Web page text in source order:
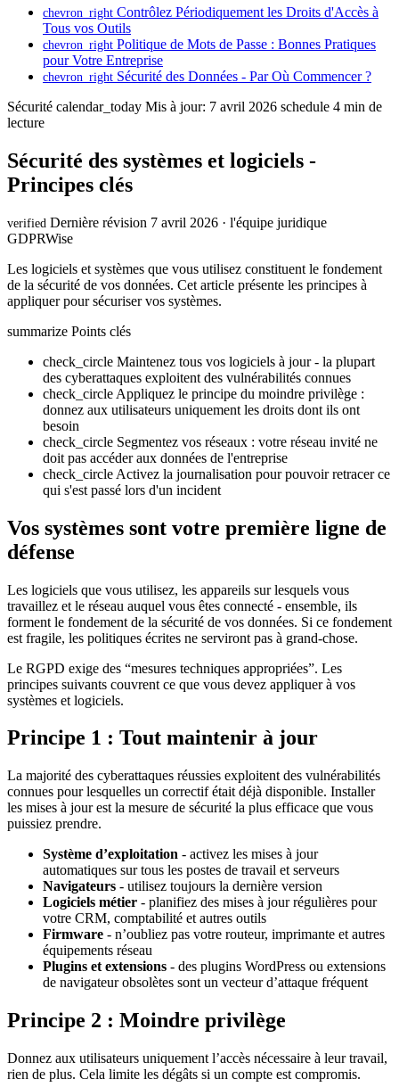
chevron_right Contrôlez Périodiquement les Droits d'Accès à
Tous vos Outils
chevron_right Politique de Mots de Passe : Bonnes Pratiques
pour Votre Entreprise
chevron_right Sécurité des Données - Par Où Commencer ?
Sécurité calendar_today Mis à jour: 7 avril 2026 schedule 4 min de
lecture
Sécurité des systèmes et logiciels -
Principes clés
verified Dernière révision 7 avril 2026 · l'équipe juridique
GDPRWise
Les logiciels et systèmes que vous utilisez constituent le fondement
de la sécurité de vos données. Cet article présente les principes à
appliquer pour sécuriser vos systèmes.
summarize Points clés
check_circle Maintenez tous vos logiciels à jour - la plupart
des cyberattaques exploitent des vulnérabilités connues
check_circle Appliquez le principe du moindre privilège :
donnez aux utilisateurs uniquement les droits dont ils ont
besoin
check_circle Segmentez vos réseaux : votre réseau invité ne
doit pas accéder aux données de l'entreprise
check_circle Activez la journalisation pour pouvoir retracer ce
qui s'est passé lors d'un incident
Vos systèmes sont votre première ligne de
défense
Les logiciels que vous utilisez, les appareils sur lesquels vous
travaillez et le réseau auquel vous êtes connecté - ensemble, ils
forment le fondement de la sécurité de vos données. Si ce fondement
est fragile, les politiques écrites ne serviront pas à grand-chose.
Le RGPD exige des “mesures techniques appropriées”. Les
principes suivants couvrent ce que vous devez appliquer à vos
systèmes et logiciels.
Principe 1 : Tout maintenir à jour
La majorité des cyberattaques réussies exploitent des vulnérabilités
connues pour lesquelles un correctif était déjà disponible. Installer
les mises à jour est la mesure de sécurité la plus efficace que vous
puissiez prendre.
Système d’exploitation - activez les mises à jour
automatiques sur tous les postes de travail et serveurs
Navigateurs - utilisez toujours la dernière version
Logiciels métier - planifiez des mises à jour régulières pour
votre CRM, comptabilité et autres outils
Firmware - n’oubliez pas votre routeur, imprimante et autres
équipements réseau
Plugins et extensions - des plugins WordPress ou extensions
de navigateur obsolètes sont un vecteur d’attaque fréquent
Principe 2 : Moindre privilège
Donnez aux utilisateurs uniquement l’accès nécessaire à leur travail,
rien de plus. Cela limite les dégâts si un compte est compromis.